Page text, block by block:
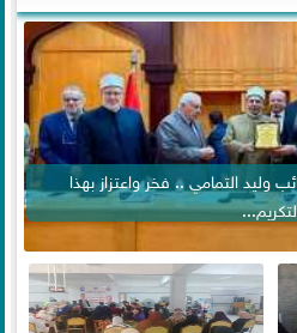
وليد التمامي .. فخر واعتزاز بهذا